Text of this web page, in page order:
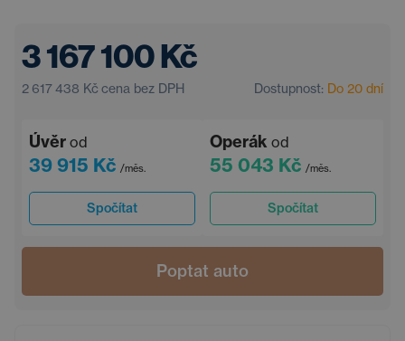
3 167 100 Kč
2 617 438 Kč cena bez DPH Dostupnost: Do 20 dní
Úvěr od
39 915 Kč /měs.
Spočítat
Operák od
55 043 Kč /měs.
Spočítat
Poptat auto